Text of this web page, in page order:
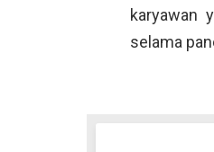
karyawan
selama